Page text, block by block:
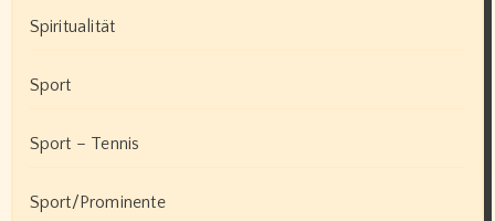
Spiritualität
Sport
Sport – Tennis
Sport/Prominente